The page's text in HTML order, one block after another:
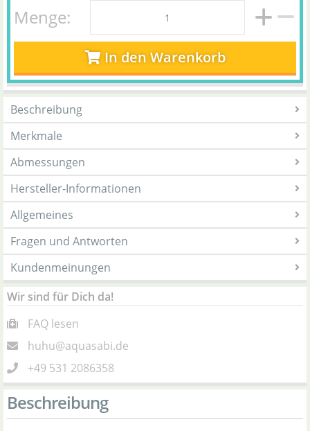
Menge:
In den Warenkorb
Beschreibung
Merkmale
Abmessungen
Hersteller-Informationen
Allgemeines
Fragen und Antworten
Kundenmeinungen
Wir sind für Dich da!
FAQ lesen
huhu@aquasabi.de
+49 531 2086358
Beschreibung